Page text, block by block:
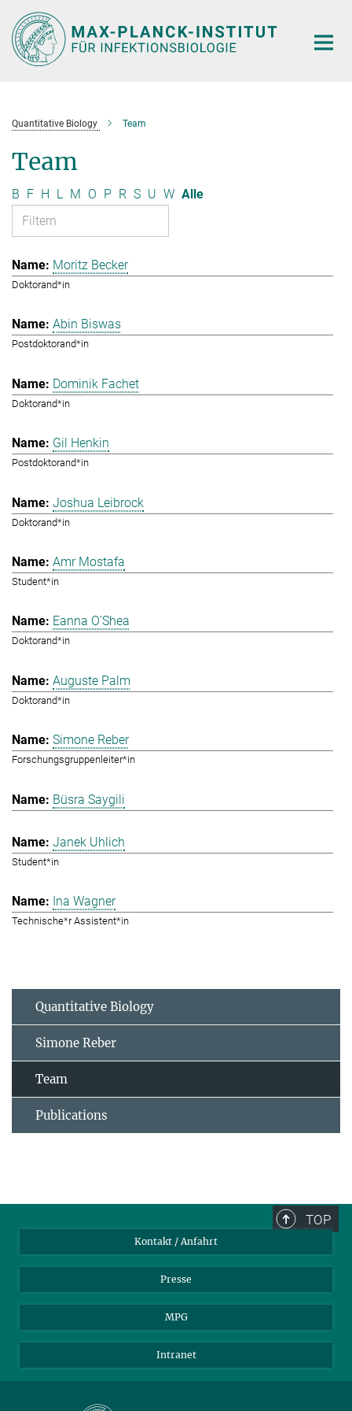
Hauptinhalt
Quantitative Biology Team
Team
B F H L M O P R S U W Alle
Moritz Becker
Doktorand*in
Abin Biswas
Postdoktorand*in
Dominik Fachet
Doktorand*in
Gil Henkin
Postdoktorand*in
Joshua Leibrock
Doktorand*in
Amr Mostafa
Student*in
Eanna O'Shea
Doktorand*in
Auguste Palm
Doktorand*in
Simone Reber
Forschungsgruppenleiter*in
Büsra Saygili
Janek Uhlich
Student*in
Ina Wagner
Technische*r Assistent*in
Quantitative Biology
Simone Reber
Team
Publications
TOP
Kontakt / Anfahrt
Presse
MPG
Intranet